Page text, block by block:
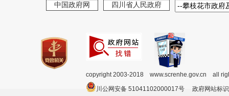
中国政府网 四川省人民政府
copyright 2003-2018 www.screnhe.gov.cn all
川公网安备 51041102000017号 政府网站